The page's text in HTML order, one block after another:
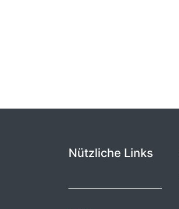
Nützliche Links